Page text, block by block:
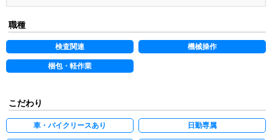
職種
検査関連 機械操作
梱包・軽作業
こだわり
車・バイクリースあり 日勤専属